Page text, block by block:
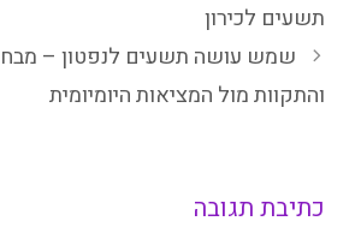
תשעים לכירון
שמש עושה תשעים לנפטון –
והתקוות מול המציאות היומיומית
כתיבת תגובה